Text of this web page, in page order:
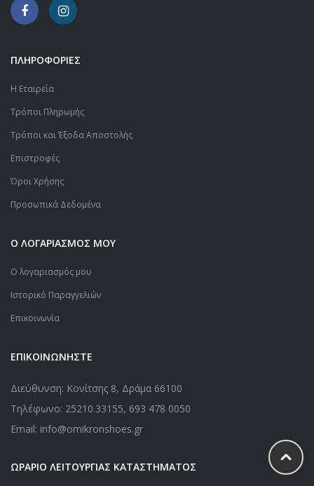
ΠΛΗΡΟΦΟΡΙΕΣ
Η Εταιρεία
Τρόποι Πληρωμής
Τρόποι και Έξοδα Αποστολής
Επιστροφές
Όροι Χρήσης
Προσωπικά Δεδομένα
Ο ΛΟΓΑΡΙΑΣΜΟΣ ΜΟΥ
Ο λογαριασμός μου
Ιστορικό Παραγγελιών
Επικοινωνία
ΕΠΙΚΟΙΝΩΝΗΣΤΕ
Διεύθυνση: Κονίτσης 8, Δράμα 66100
Τηλέφωνο: 25210.33155, 693 478 0050
Email: info@omikronshoes.gr
ΩΡΑΡΙΟ ΛΕΙΤΟΥΡΓΙΑΣ ΚΑΤΑΣΤΗΜΑΤΟΣ